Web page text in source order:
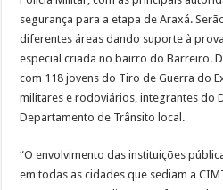
segurança para a etapa de Araxá.
diferentes áreas dando suporte à
especial criada no bairro do Barreiro.
com 118 jovens do Tiro de Guerra do
militares e rodoviários, integrantes do
Departamento de Trânsito local.
“O envolvimento das instituições
em todas as cidades que sediam a